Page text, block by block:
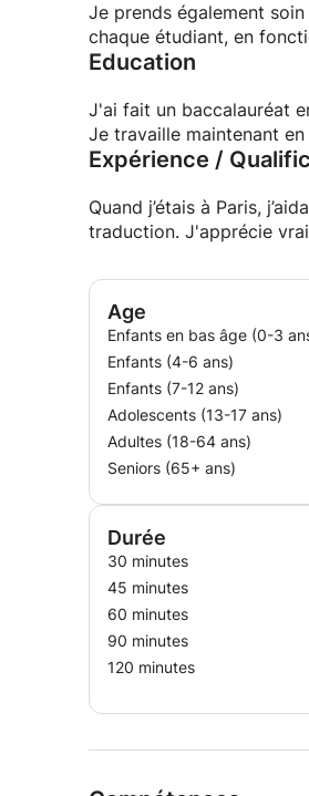
Je prends également
chaque étudiant, en
Education
J'ai fait un baccalauréat
Je travaille maintenant
Expérience /
Quand j’étais à Paris,
traduction. J'apprécie
Age
Enfants en bas âge (0-3
Enfants (4-6 ans)
Enfants (7-12 ans)
Adolescents (13-17 ans)
Adultes (18-64 ans)
Seniors (65+ ans)
Durée
30 minutes
45 minutes
60 minutes
90 minutes
120 minutes